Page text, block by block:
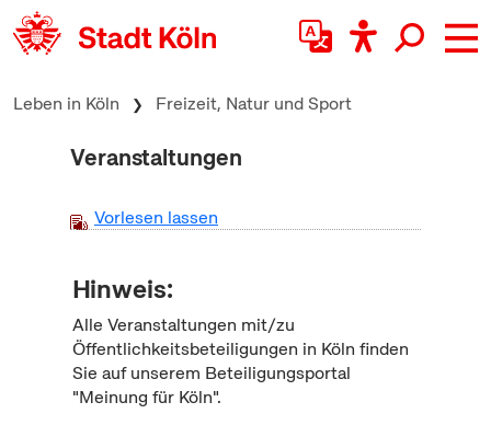
zum Inhalt springen
Leben in Köln Freizeit, Natur und Sport
Veranstaltungen
Vorlesen lassen
Hinweis:
Alle Veranstaltungen mit/zu
Öffentlichkeitsbeteiligungen in Köln finden
Sie auf unserem Beteiligungsportal
"Meinung für Köln".